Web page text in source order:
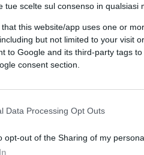
tue scelte sul consenso in
that this website/app uses one or
but not limited to your visit
to Google and its third-party tags
consent section.
Data Processing Opt Outs
opt-out of the Sharing of my
su Google
Parlamento, e
una volta a
, è la Germania a fare da
però il copione si è
forme, con la Germania